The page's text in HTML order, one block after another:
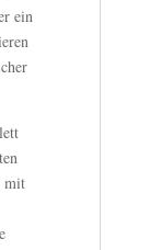
ein
mit